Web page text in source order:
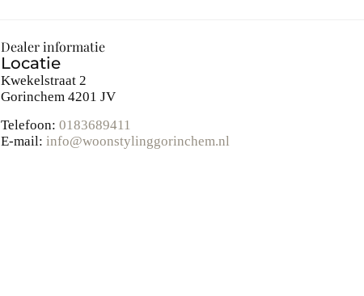
Dealer informatie
Locatie
Kwekelstraat 2
Gorinchem 4201 JV
Telefoon: 0183689411
E-mail: info@woonstylinggorinchem.nl